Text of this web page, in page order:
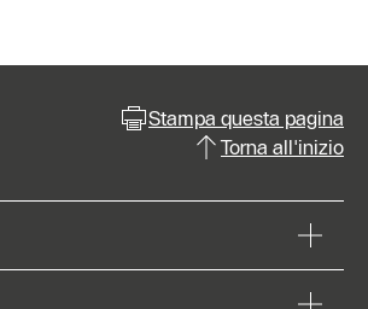
Stampa questa pagina
Torna all'inizio